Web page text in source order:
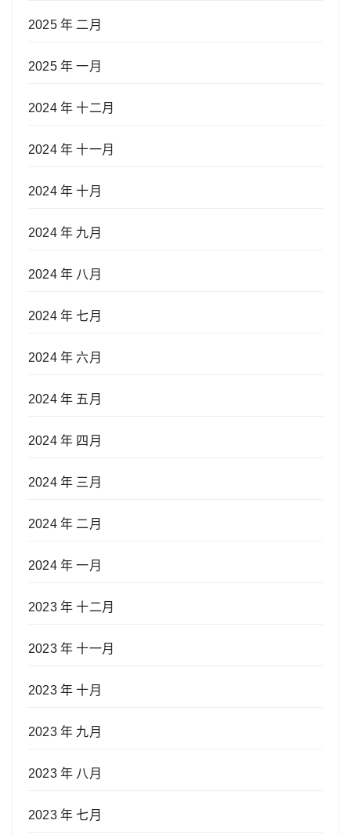
2025 年 二月
2025 年 一月
2024 年 十二月
2024 年 十一月
2024 年 十月
2024 年 九月
2024 年 八月
2024 年 七月
2024 年 六月
2024 年 五月
2024 年 四月
2024 年 三月
2024 年 二月
2024 年 一月
2023 年 十二月
2023 年 十一月
2023 年 十月
2023 年 九月
2023 年 八月
2023 年 七月